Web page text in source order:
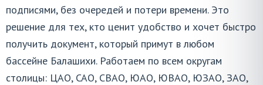
подписями, без очередей и потери времени. Это
решение для тех, кто ценит удобство и хочет быстро
получить документ, который примут в любом
бассейне Балашихи. Работаем по всем округам
столицы: ЦАО, САО, СВАО, ЮАО, ЮВАО, ЮЗАО, ЗАО,